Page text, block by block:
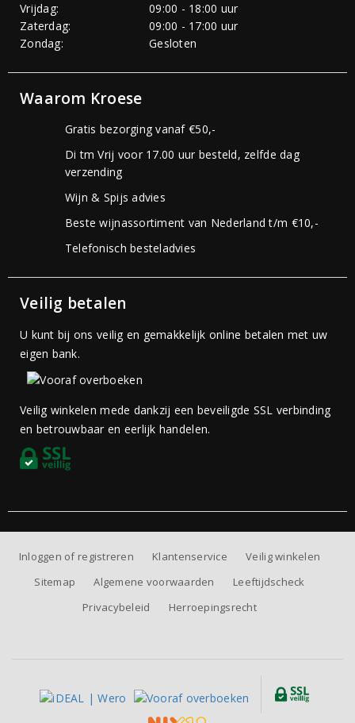
Vrijdag:
09:00 - 18:00 uur
Zaterdag:
09:00 - 17:00 uur
Zondag:
Gesloten
Waarom Kroese
Gratis bezorging vanaf €50,-
Di tm Vrij voor 17.00 uur besteld, zelfde dag
verzending
Wijn & Spijs advies
Beste wijnassortiment van Nederland t/m €10,-
Telefonisch besteladvies
Veilig betalen
U kunt bij ons veilig en gemakkelijk online betalen met uw
eigen bank.
Veilig winkelen mede dankzij een beveiligde SSL verbinding
en betrouwbaar en eerlijk handelen.
Inloggen of registreren Klantenservice
Veilig winkelen
Sitemap
Algemene voorwaarden
Leeftijdscheck
Privacybeleid
Herroepingsrecht